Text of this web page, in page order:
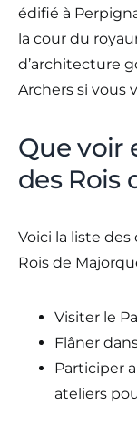
édifié à
la cour du
d’architecture
Archers si vous
Que voir
des Rois
Voici la liste des
Rois de
Visiter le
Flâner
Participer
ateliers